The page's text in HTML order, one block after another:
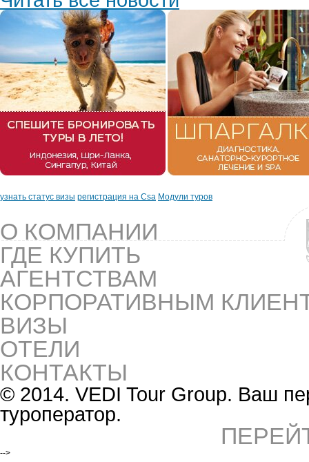
узнать статус визы регистрация на Csa Модули туров
О КОМПАНИИ
ГДЕ КУПИТЬ
АГЕНТСТВАМ
КОРПОРАТИВНЫМ
ВИЗЫ
ОТЕЛИ
КОНТАКТЫ
© 2014. VEDI Tour Group. Ваш
туроператор.
-->